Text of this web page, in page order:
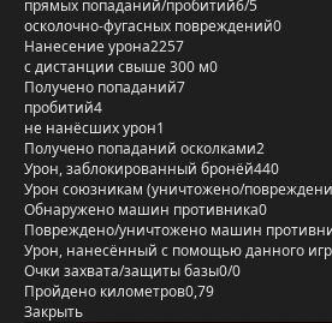
прямых попаданий/пробитий6/5
осколочно-фугасных повреждений0
Нанесение урона2257
с дистанции свыше 300 м0
Получено попаданий7
пробитий4
не нанёсших урон1
Получено попаданий осколками2
Урон, заблокированный бронёй440
Урон союзникам (уничтожено/
Обнаружено машин противника0
Повреждено/уничтожено машин
Урон, нанесённый с помощью данного
Очки захвата/защиты базы0/0
Пройдено километров0,79
Закрыть